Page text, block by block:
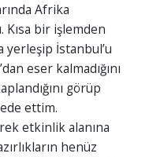
Afrika
Kısa bir işlemden
yerleşip İstanbul’u
eser kalmadığını
görüp
ettim.
etkinlik alanına
henüz